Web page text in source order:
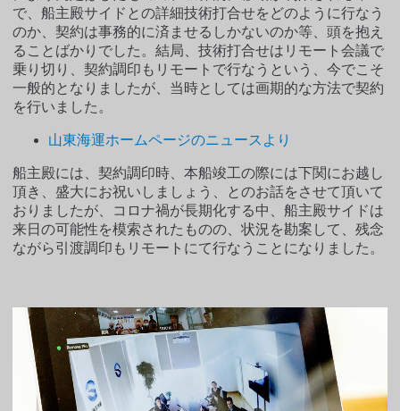
で、船主殿サイドとの詳細技術打合せをどのように行なう
のか、契約は事務的に済ませるしかないのか等、頭を抱え
ることばかりでした。結局、技術打合せはリモート会議で
乗り切り、契約調印もリモートで行なうという、今でこそ
一般的となりましたが、当時としては画期的な方法で契約
を行いました。
山東海運ホームページのニュースより
船主殿には、契約調印時、本船竣工の際には下関にお越し
頂き、盛大にお祝いしましょう、とのお話をさせて頂いて
おりましたが、コロナ禍が長期化する中、船主殿サイドは
来日の可能性を模索されたものの、状況を勘案して、残念
ながら引渡調印もリモートにて行なうことになりました。